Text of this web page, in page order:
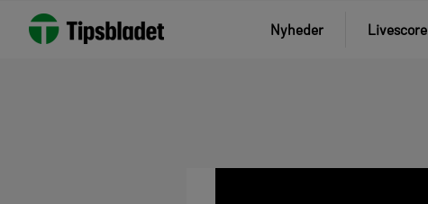
Nyheder Livescore